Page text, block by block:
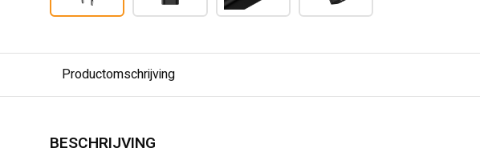
Productomschrijving
BESCHRIJVING